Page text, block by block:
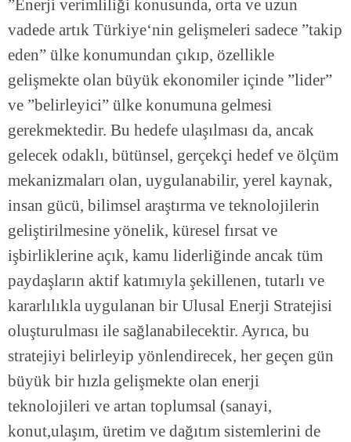
”Enerji verimliliği konusunda, orta ve uzun
vadede artık Türkiye‘nin gelişmeleri sadece ”takip
eden” ülke konumundan çıkıp, özellikle
gelişmekte olan büyük ekonomiler içinde ”lider”
ve ”belirleyici” ülke konumuna gelmesi
gerekmektedir. Bu hedefe ulaşılması da, ancak
gelecek odaklı, bütünsel, gerçekçi hedef ve ölçüm
mekanizmaları olan, uygulanabilir, yerel kaynak,
insan gücü, bilimsel araştırma ve teknolojilerin
geliştirilmesine yönelik, küresel fırsat ve
işbirliklerine açık, kamu liderliğinde ancak tüm
paydaşların aktif katımıyla şekillenen, tutarlı ve
kararlılıkla uygulanan bir Ulusal Enerji Stratejisi
oluşturulması ile sağlanabilecektir. Ayrıca, bu
stratejiyi belirleyip yönlendirecek, her geçen gün
büyük bir hızla gelişmekte olan enerji
teknolojileri ve artan toplumsal (sanayi,
konut,ulaşım, üretim ve dağıtım sistemlerini de